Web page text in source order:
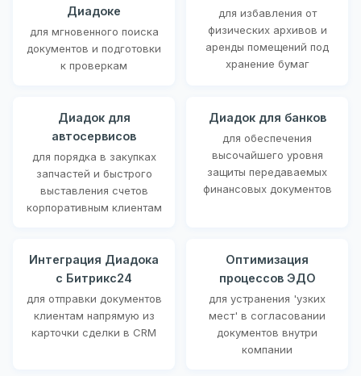
Диадоке
для мгновенного поиска
документов и подготовки
к проверкам
для избавления от
физических архивов и
аренды помещений под
хранение бумаг
Диадок для
автосервисов
для порядка в закупках
запчастей и быстрого
выставления счетов
корпоративным клиентам
Диадок для банков
для обеспечения
высочайшего уровня
защиты передаваемых
финансовых документов
Интеграция Диадока
с Битрикс24
для отправки документов
клиентам напрямую из
карточки сделки в CRM
Оптимизация
процессов ЭДО
для устранения 'узких
мест' в согласовании
документов внутри
компании